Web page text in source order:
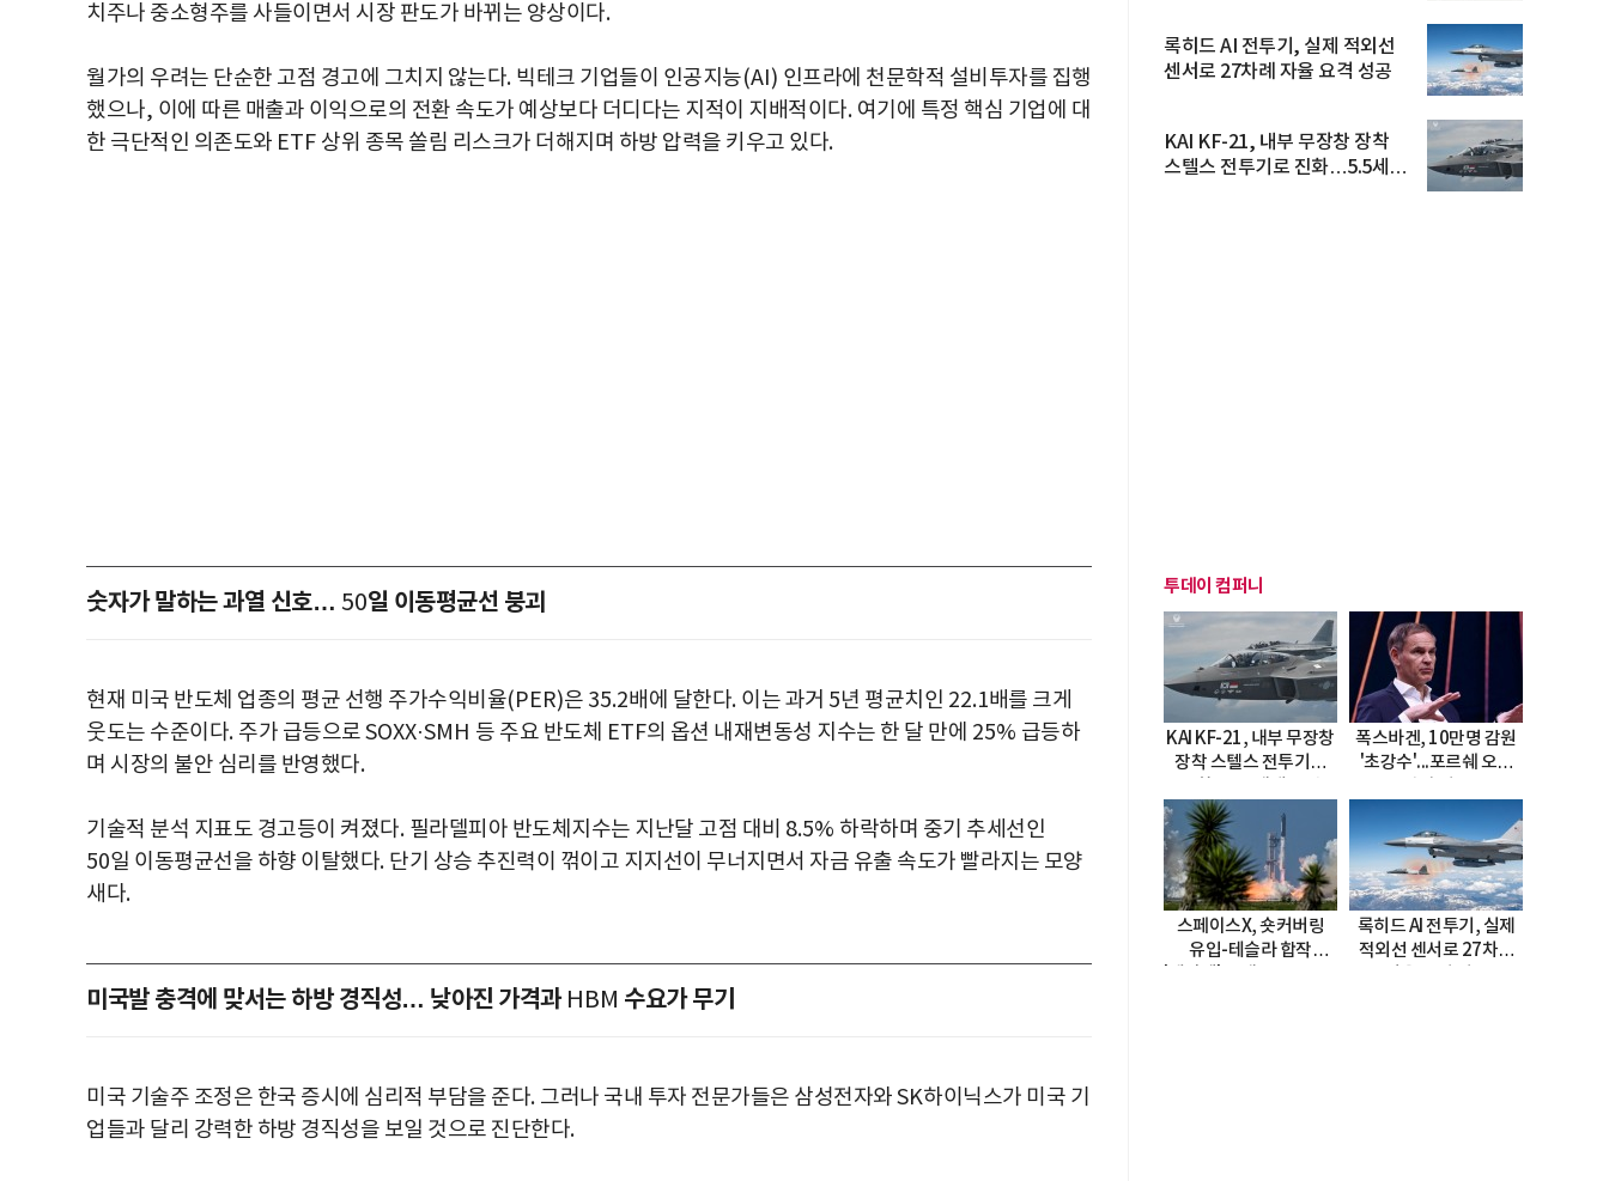
치주나 중소형주를 사들이면서 시장 판도가 바뀌는 양상이다.
월가의 우려는 단순한 고점 경고에 그치지 않는다. 빅테크 기업들이 인공지능(AI) 인프라에 천문학적 설비투자를 집행
했으나, 이에 따른 매출과 이익으로의 전환 속도가 예상보다 더디다는 지적이 지배적이다. 여기에 특정 핵심 기업에 대
한 극단적인 의존도와 ETF 상위 종목 쏠림 리스크가 더해지며 하방 압력을 키우고 있다.
숫자가 말하는 과열 신호… 50일 이동평균선 붕괴
현재 미국 반도체 업종의 평균 선행 주가수익비율(PER)은 35.2배에 달한다. 이는 과거 5년 평균치인 22.1배를 크게
웃도는 수준이다. 주가 급등으로SOXX·SMH 등 주요 반도체 ETF의 옵션 내재변동성 지수는 한 달 만에 25% 급등하
며 시장의 불안 심리를 반영했다.
기술적 분석 지표도 경고등이 켜졌다. 필라델피아 반도체지수는 지난달 고점 대비 8.5% 하락하며 중기 추세선인
50일 이동평균선을 하향 이탈했다. 단기 상승 추진력이 꺾이고 지지선이 무너지면서 자금 유출 속도가 빨라지는 모양
새다.
미국발 충격에 맞서는 하방 경직성… 낮아진 가격과 HBM 수요가 무기
미국 기술주 조정은 한국 증시에 심리적 부담을 준다. 그러나 국내 투자 전문가들은 삼성전자와SK하이닉스가 미국 기
업들과 달리 강력한 하방 경직성을 보일 것으로 진단한다.
록히드 AI 전투기, 실제 적외선
센서로 27차례 자율 요격 성공
KAI KF-21, 내부 무장창 장착
스텔스 전투기로 진화…5.5세대
투데이 컴퍼니
KAI KF-21, 내부 무장창
장착 스텔스 전투기로
폭스바겐, 10만명 감원
'초강수'...포르쉐 오너
스페이스X, 숏커버링
유입-테슬라 합작
록히드 AI 전투기, 실제
적외선 센서로 27차례